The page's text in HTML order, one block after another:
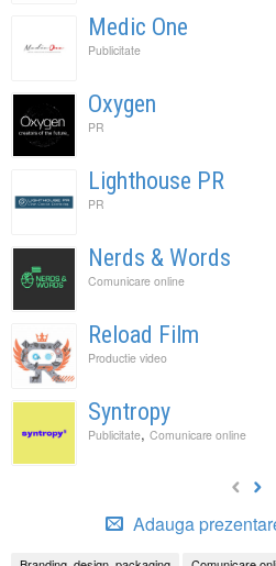
Medic One
Publicitate
Oxygen
PR
Lighthouse PR
PR
Nerds & Words
Comunicare online
Reload Film
Productie video
Syntropy
Publicitate, Comunicare online
Adauga